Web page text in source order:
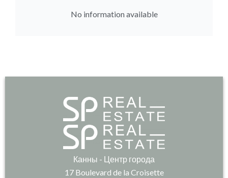
No information available
Канны - Центр города
17 Boulevard de la Croisette